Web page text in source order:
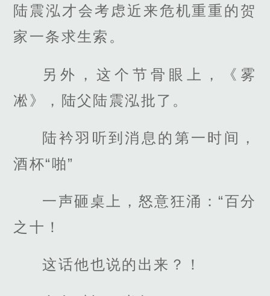
陆震泓才会考虑近来危机重重的贺
家一条求生索。
另外，这个节骨眼上，《雾
凇》，陆父陆震泓批了。
陆衿羽听到消息的第一时间，
酒杯“啪”
一声砸桌上，怒意狂涌：“百分
之十！
这话他也说的出来？！